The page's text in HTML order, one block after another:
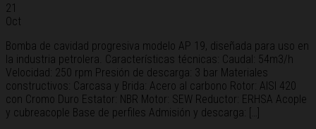
21
Oct
Bomba de cavidad progresiva modelo AP 19, diseñada para uso en
la industria petrolera. Características técnicas: Caudal: 54m3/h
Velocidad: 250 rpm Presión de descarga: 3 bar Materiales
constructivos: Carcasa y Brida: Acero al carbono Rotor: AISI 420
con Cromo Duro Estator: NBR Motor: SEW Reductor: ERHSA Acople
y cubreacople Base de perfiles Admisión y descarga: […]